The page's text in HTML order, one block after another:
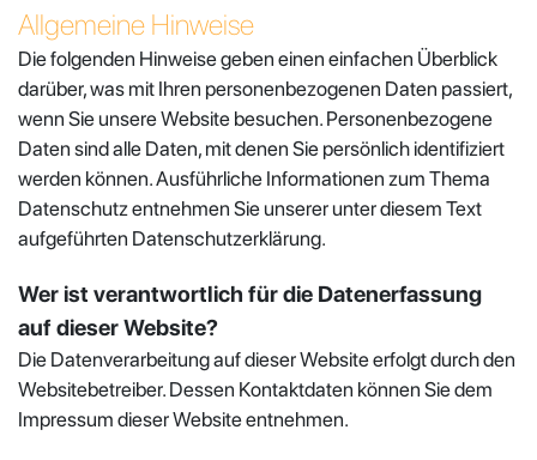
Allgemeine Hinweise
Die folgenden Hinweise geben einen einfachen Überblick
darüber, was mit Ihren personenbezogenen Daten passiert,
wenn Sie unsere Website besuchen. Personenbezogene
Daten sind alle Daten, mit denen Sie persönlich identifiziert
werden können. Ausführliche Informationen zum Thema
Datenschutz entnehmen Sie unserer unter diesem Text
aufgeführten Datenschutzerklärung.
Wer ist verantwortlich für die Datenerfassung
auf dieser Website?
Die Datenverarbeitung auf dieser Website erfolgt durch den
Websitebetreiber. Dessen Kontaktdaten können Sie dem
Impressum dieser Website entnehmen.